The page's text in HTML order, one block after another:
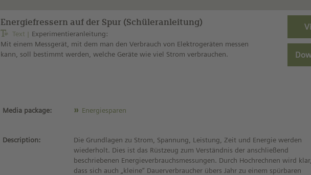
Energiefressern auf der Spur (Schüleranleitung)
Text
Experimentieranleitung:
Mit einem Messgerät, mit dem man den Verbrauch von Elektrogeräten messen
kann, soll bestimmt werden, welche Geräte wie viel Strom verbrauchen.
Media package: Energiesparen
Description:
Die Grundlagen zu Strom, Spannung, Leistung, Zeit und Energie werden
wiederholt. Dies ist das Rüstzeug zum Verständnis der anschließend
beschriebenen Energieverbrauchsmessungen. Durch Hochrechnen wird klar,
dass sich auch „kleine“ Dauerverbraucher übers Jahr zu einem spürbaren